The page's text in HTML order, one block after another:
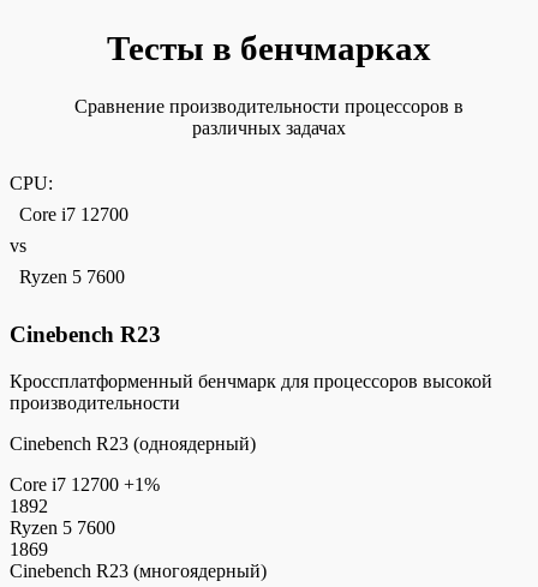
Тесты в бенчмарках
Сравнение производительности процессоров в
различных задачах
CPU:
Core i7 12700
vs
Ryzen 5 7600
Cinebench R23
Кроссплатформенный бенчмарк для процессоров высокой
производительности
Cinebench R23 (одноядерный)
Core i7 12700 +1%
1892
Ryzen 5 7600
1869
Cinebench R23 (многоядерный)